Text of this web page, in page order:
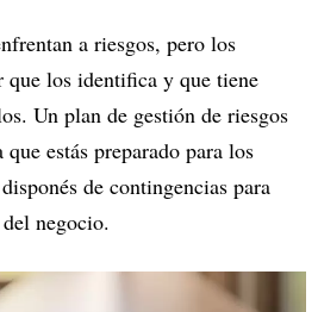
a riesgos, pero los
que los identifica y que tiene
Un plan de gestión de riesgos
estás preparado para los
de contingencias para
negocio.